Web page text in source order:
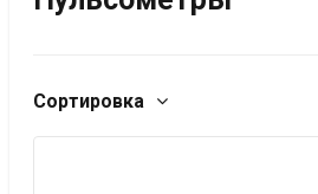
Сортировка